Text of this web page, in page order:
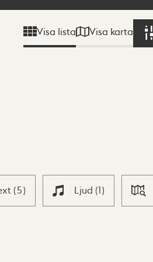
Visa lista Visa karta
(5) Ljud (1)